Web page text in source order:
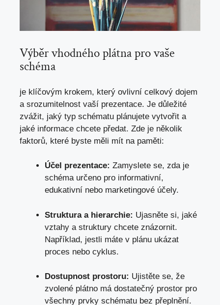
Výběr vhodného plátna pro ‌vaše
schéma
je klíčovým krokem, který ovlivní celkový dojem
a srozumitelnost vaší prezentace. Je důležité
zvážit, jaký ⁤typ‌ schématu plánujete vytvořit a
jaké informace chcete předat. Zde je několik
faktorů, které byste měli mít na ⁢paměti:
Účel prezentace: Zamyslete se, zda je
‍schéma určeno pro informativní,
edukativní nebo marketingové účely.
Struktura a hierarchie: Ujasněte si, jaké
vztahy‌ a⁣ struktury chcete ⁤znázornit.
Například, jestli máte v plánu ukázat
proces⁢ nebo⁣ cyklus.
Dostupnost ​prostoru: Ujistěte se, že
zvolené plátno má dostatečný prostor pro
všechny prvky schématu bez přeplnění.